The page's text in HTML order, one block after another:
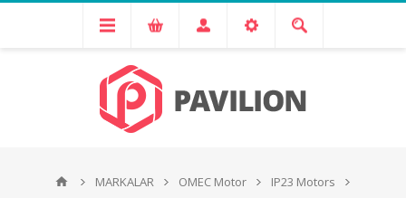
MARKALAR OMEC Motor
IP23 Motors